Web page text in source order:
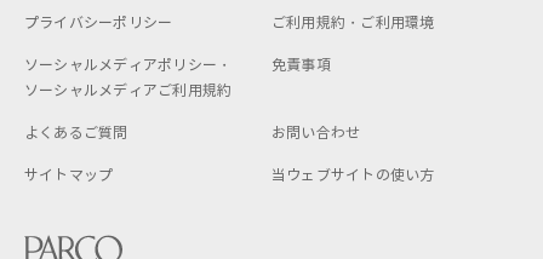
プライバシーポリシー ご利用規約・ ご利用環境
ソーシャルメディアポリシー・
ソーシャルメディアご利用規約
免責事項
よくあるご質問 お問い合わせ
サイトマップ 当ウェブサイトの使い方